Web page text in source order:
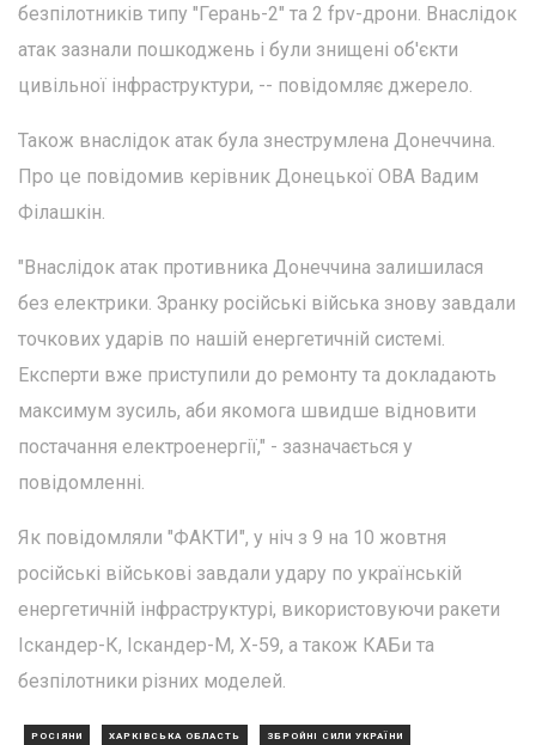
безпілотників типу "Герань-2" та 2 fpv-дрони. Внаслідок
атак зазнали пошкоджень і були знищені об'єкти
цивільної інфраструктури, -- повідомляє джерело.
Також внаслідок атак була знеструмлена Донеччина.
Про це повідомив керівник Донецької ОВА Вадим
Філашкін.
"Внаслідок атак противника Донеччина залишилася
без електрики. Зранку російські війська знову завдали
точкових ударів по нашій енергетичній системі.
Експерти вже приступили до ремонту та докладають
максимум зусиль, аби якомога швидше відновити
постачання електроенергії," - зазначається у
повідомленні.
Як повідомляли "ФАКТИ", у ніч з 9 на 10 жовтня
російські військові завдали удару по українській
енергетичній інфраструктурі, використовуючи ракети
Іскандер-К, Іскандер-М, Х-59, а також КАБи та
безпілотники різних моделей.
РОСІЯНИ ХАРКІВСЬКА ОБЛАСТЬ ЗБРОЙНІ СИЛИ УКРАЇНИ